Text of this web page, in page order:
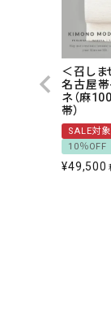
＜召しま
名古屋帯
ネ（麻
帯）
SALE対
10％OFF
¥49,500